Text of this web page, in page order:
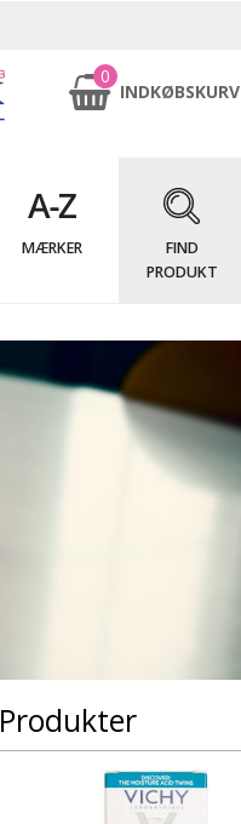
0
INDKØBSKURV
MÆRKER
FIND
PRODUKT
Produkter